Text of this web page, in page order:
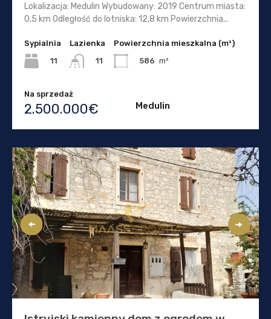
Lokalizacja: Medulin Wybudowany: 2019 Centrum miasta:
0,5 km Odległość do lotniska: 12,8 km Powierzchnia...
Sypialnia
11
Lazienka
11
Powierzchnia mieszkalna (m²)
586 m²
Na sprzedaż
2.500.000€ Medulin